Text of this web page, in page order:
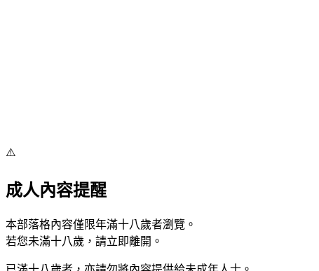
⚠️
成人內容提醒
本部落格內容僅限年滿十八歲者瀏覽。
若您未滿十八歲，請立即離開。